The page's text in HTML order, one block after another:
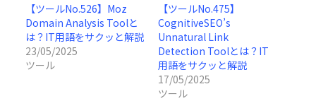
【ツールNo.526】Moz
Domain Analysis Toolと
は？IT用語をサクッと解説
23/05/2025
ツール
【ツールNo.475】
CognitiveSEO’s
Unnatural Link
Detection Toolとは？IT
用語をサクッと解説
17/05/2025
ツール